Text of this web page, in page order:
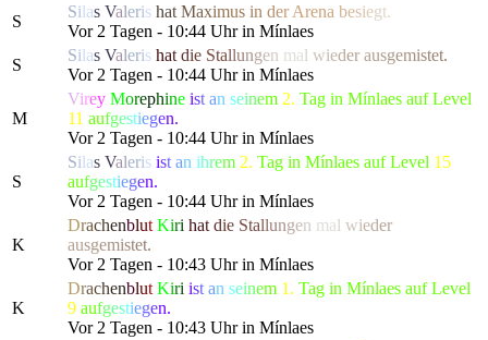
S
Silas Valeris hat Maximus in derArena besiegt.
Vor 2 Tagen - 10:44 Uhr in Mínlaes
S
Silas Valeris hat die Stallungen mal wieder ausgemistet.
Vor 2 Tagen - 10:44 Uhr in Mínlaes
M
Virey Morephine ist an seinem 2. Tag in Mínlaes auf Level
11 aufgestiegen.
Vor 2 Tagen - 10:44 Uhr in Mínlaes
S
Silas Valeris ist an ihrem 2. Tag in Mínlaes auf Level 15
aufgestiegen.
Vor 2 Tagen - 10:44 Uhr in Mínlaes
K
Drachenblut Kiri hat die Stallungen mal wieder
ausgemistet.
Vor 2 Tagen - 10:43 Uhr in Mínlaes
K
Drachenblut Kiri ist an seinem 1. Tag in Mínlaes auf Level
9 aufgestiegen.
Vor 2 Tagen - 10:43 Uhr in Mínlaes